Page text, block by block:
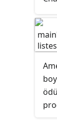
İyi
da